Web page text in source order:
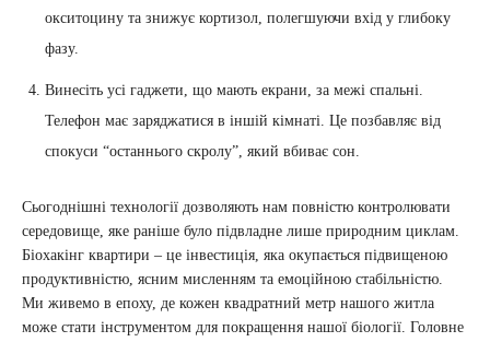
окситоцину та знижує кортизол, полегшуючи вхід у глибоку
фазу.
Винесіть усі гаджети, що мають екрани, за межі спальні.
Телефон має заряджатися в іншій кімнаті. Це позбавляє від
спокуси “останнього скролу”, який вбиває сон.
Сьогоднішні технології дозволяють нам повністю контролювати
середовище, яке раніше було підвладне лише природним циклам.
Біохакінг квартири – це інвестиція, яка окупається підвищеною
продуктивністю, ясним мисленням та емоційною стабільністю.
Ми живемо в епоху, де кожен квадратний метр нашого житла
може стати інструментом для покращення нашої біології. Головне